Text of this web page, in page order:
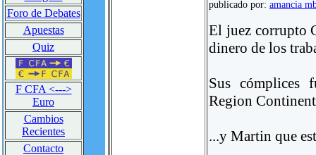
Foro de Debates
Apuestas
Quiz
F CFA <--->
Euro
Cambios
Recientes
Contacto
publicado por: amancia
El juez corrupto
dinero de los
Sus cómplices
Region
...y Martin que